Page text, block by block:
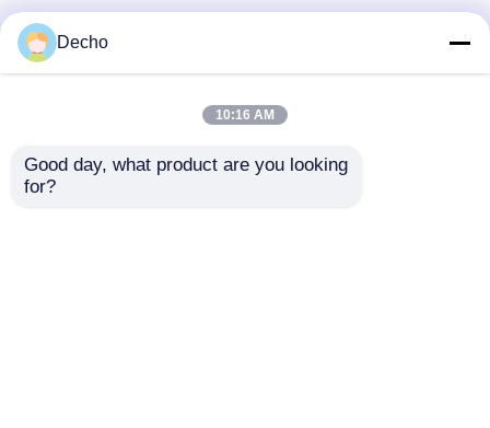
Fabrik.Copyright © 2026 Shandong Decho
Decho
10:16 AM
Good day, what product are you looking
for?